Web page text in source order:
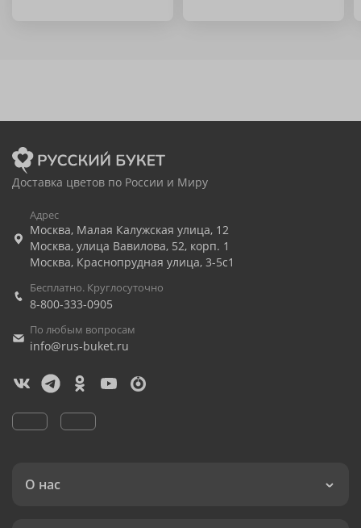
Доставка цветов по России и Миру
Адрес
Москва, Малая Калужская улица, 12
Москва, улица Вавилова, 52, корп. 1
Москва, Краснопрудная улица, 3-5с1
Бесплатно. Круглосуточно
8-800-333-0905
По любым вопросам
info@rus-buket.ru
О нас